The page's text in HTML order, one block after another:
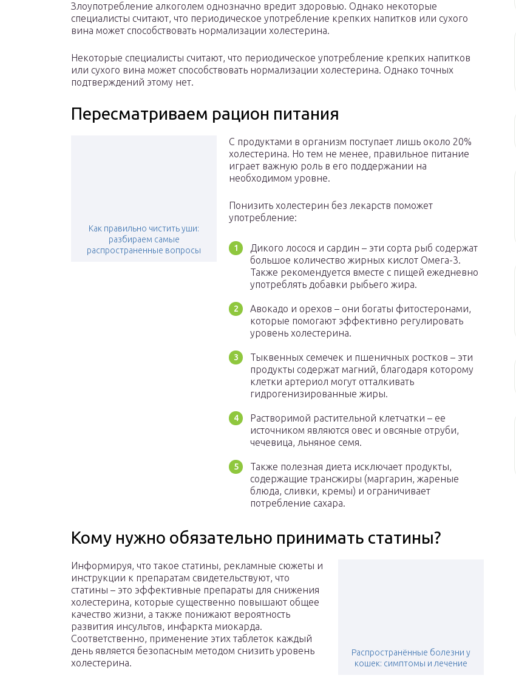
Злоупотребление алкоголем однозначно вредит здоровью. Однако некоторые
специалисты считают, что периодическое употребление крепких напитков или сухого
вина может способствовать нормализации холестерина.
Некоторые специалисты считают, что периодическое употребление крепких напитков
или сухого вина может способствовать нормализации холестерина. Однако точных
подтверждений этому нет.
Пересматриваем рацион питания
Как правильно чистить уши:
разбираем самые
распространенные вопросы
С продуктами в организм поступает лишь около 20%
холестерина. Но тем не менее, правильное питание
играет важную роль в его поддержании на
необходимом уровне.
Понизить холестерин без лекарств поможет
употребление:
Дикого лосося и сардин – эти сорта рыб содержат
большое количество жирных кислот Омега-3.
Также рекомендуется вместе с пищей ежедневно
употреблять добавки рыбьего жира.
Авокадо и орехов – они богаты фитостеронами,
которые помогают эффективно регулировать
уровень холестерина.
Тыквенных семечек и пшеничных ростков – эти
продукты содержат магний, благодаря которому
клетки артериол могут отталкивать
гидрогенизированные жиры.
Растворимой растительной клетчатки – ее
источником являются овес и овсяные отруби,
чечевица, льняное семя.
Также полезная диета исключает продукты,
содержащие трансжиры (маргарин, жареные
блюда, сливки, кремы) и ограничивает
потребление сахара.
Кому нужно обязательно принимать статины?
Распространённые болезни у
кошек: симптомы и лечение
Информируя, что такое статины, рекламные сюжеты и
инструкции к препаратам свидетельствуют, что
статины – это эффективные препараты для снижения
холестерина, которые существенно повышают общее
качество жизни, а также понижают вероятность
развития инсультов, инфаркта миокарда.
Соответственно, применение этих таблеток каждый
день является безопасным методом снизить уровень
холестерина.